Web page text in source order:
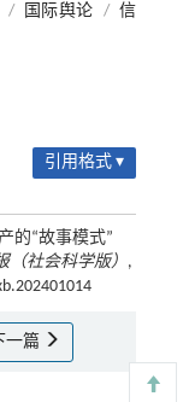
/ 国际舆论 / 信
引用格式 ▾
的“故事模式”
社会科学版） ,
一篇